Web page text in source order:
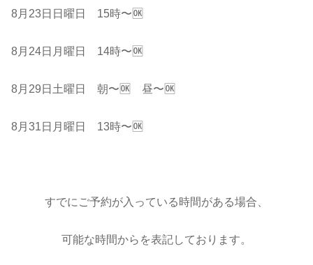
8月23日日曜日 15時〜🆗
8月24日月曜日 14時〜🆗
8月29日土曜日 朝〜🆗 昼〜🆗
8月31日月曜日 13時〜🆗
すでにご予約が入っている時間がある場合、
可能な時間からを表記しております。